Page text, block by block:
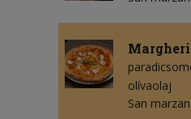
olívaolaj
San